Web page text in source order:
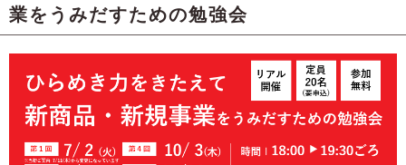
業をうみだすための勉強会